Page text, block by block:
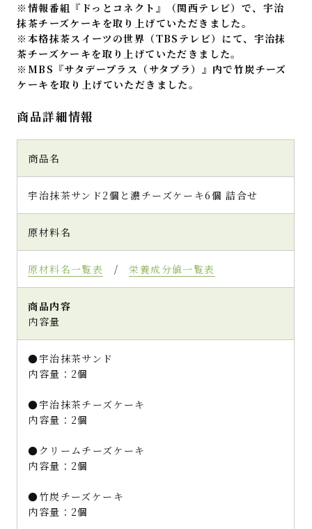
※情報番組『ドっとコネクト』（関西テレビ）で、宇治
抹茶チーズケーキを取り上げていただきました。
※本格抹茶スイーツの世界（TBSテレビ）にて、宇治抹
茶チーズケーキを取り上げていただきました。
※ MBS『サタデープラス（サタプラ）』内で竹炭チーズ
ケーキを取り上げていただきました。
商品詳細情報
商品名
宇治抹茶サンド2個と濃チーズケーキ6個 詰合せ
原材料名
原材料名一覧表 /栄養成分値一覧表
商品内容
内容量
●宇治抹茶サンド
内容量：2個
●宇治抹茶チーズケーキ
内容量：2個
●クリームチーズケーキ
内容量：2個
●竹炭チーズケーキ
内容量：2個